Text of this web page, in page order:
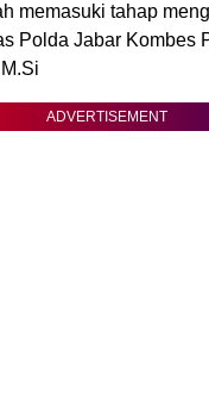
memasuki tahap
Polda Jabar Kombes
ADVERTISEMENT